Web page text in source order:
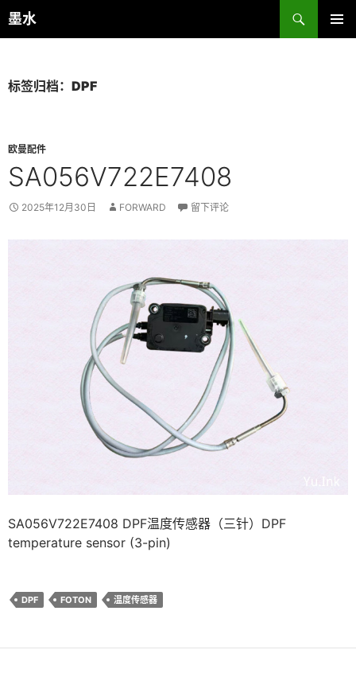
跳
至
墨水
搜
索
标签归档：DPF
欧曼配件
SA056V722E7408
2025年12月30日 FORWARD 留下评论
SA056V722E7408 DPF温度传感器（三针）DPF
temperature sensor (3-pin)
DPF FOTON 温度传感器